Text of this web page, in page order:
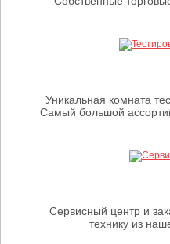
Уникальная комната
Самый большой
Сервисный центр и
технику из